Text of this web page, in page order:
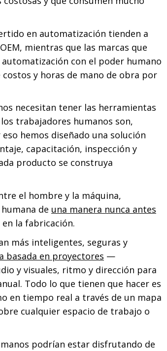
en automatización tienden a
mientras que las marcas que
con el poder humano
y horas de mano de obra por
necesitan tener las herramientas
trabajadores humanos son,
hemos diseñado una solución
capacitación, inspección y
producto se construya
el hombre y la máquina,
de una manera nunca antes
la fabricación.
más inteligentes, seguras y
basada en proyectores —
y visuales, ritmo y dirección para
Todo lo que tienen que hacer es
en tiempo real a través de un mapa
cualquier espacio de trabajo o
podrían estar disfrutando de